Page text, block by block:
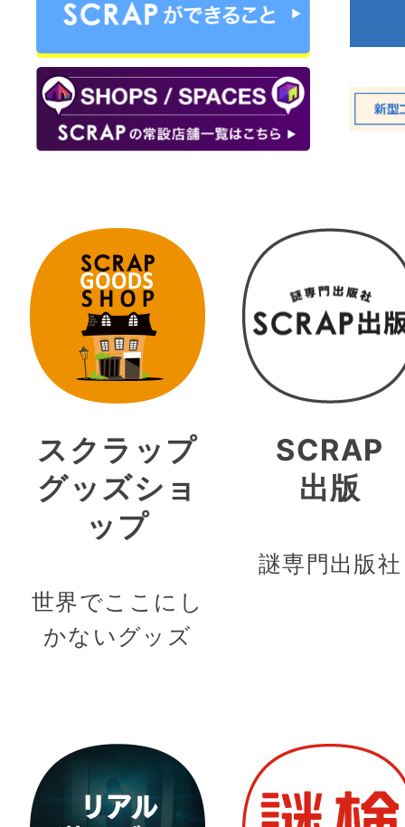
スクラップ
グッズショ
ップ
世界でここにし
かないグッズ
SCRAP
出版
謎専門出版社